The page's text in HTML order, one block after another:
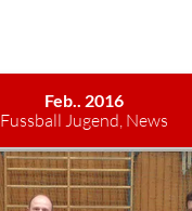
Feb.. 2016
Fussball Jugend, News